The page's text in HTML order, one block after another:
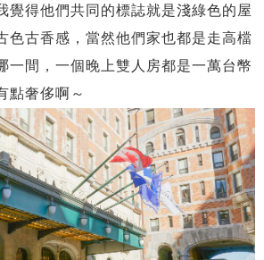
覺得他們共同的標誌就是淺綠色的屋
色古香感，當然他們家也都是走高檔
一間，一個晚上雙人房都是一萬台幣
點奢侈啊～